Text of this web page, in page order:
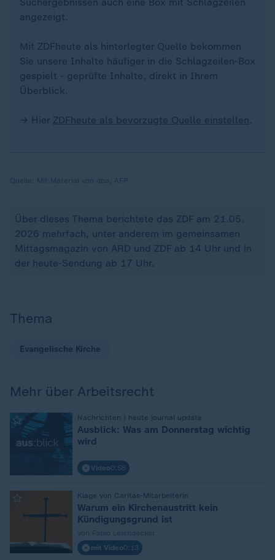
angezeigt.
Mit ZDFheute als hinterlegter Quelle bekommen
Sie unsere Inhalte häufiger in die Schlagzeilen-Box
gespielt - geprüfte Inhalte, direkt in Ihrem
Überblick.
→ Hier ZDFheute als bevorzugte Quelle einstellen.
Über dieses Thema berichtete das ZDF am 21.05.
2026 mehrfach, unter anderem im gemeinsamen
Mittagsmagazin von ARD und ZDF ab 14 Uhr und in
der heute-Sendung ab 17 Uhr.
Thema
Evangelische Kirche
Mehr über Arbeitsrecht
Nachrichten | heute journal update
Ausblick: Was am Donnerstag wichtig
wird
Video0:58
Klage von Caritas-Mitarbeiterin
Warum ein Kirchenaustritt kein
Kündigungsgrund ist
mit Video0:13